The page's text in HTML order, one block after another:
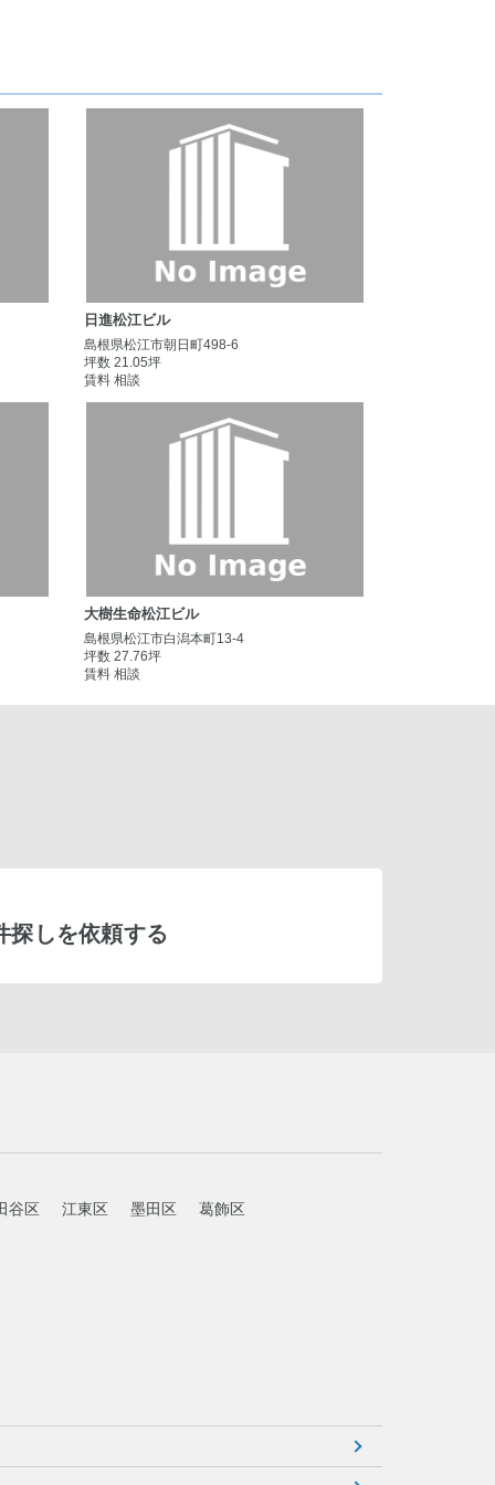
日進松江ビル
島根県松江市朝日町498-6
坪数 21.05坪
賃料 相談
大樹生命松江ビル
島根県松江市白潟本町13-4
坪数 27.76坪
賃料 相談
探しを依頼する
谷区 江東区 墨田区 葛飾区